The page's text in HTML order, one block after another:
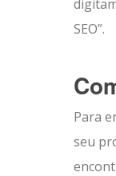
SEO”.
Para
seu